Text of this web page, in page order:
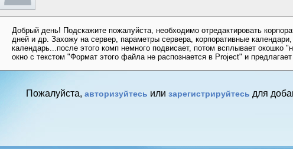
Добрый день! Подскажите пожалуйста, необходимо отредактировать
дней и др. Захожу на сервер, параметры сервера, корпоративные
календарь...после этого комп немного подвисает, потом всплывает окошко
окно с текстом "Формат этого файла не распознается в Project" и
Пожалуйста, авторизуйтесь или зарегистрируйтесь для